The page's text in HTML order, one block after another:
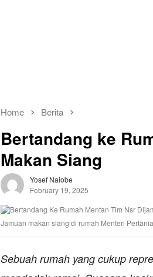
Home Berita
Bertandang ke
Makan Siang
Yosef Naiobe
February 19, 2025
Jamuan makan siang di rumah Menteri
Sebuah rumah yang cukup